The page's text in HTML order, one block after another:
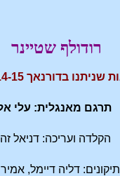
רודולף שטיינר
תרגם מאנגלית: עלי
הקלדה ועריכה: דניאל
תיקונים: דליה דיימל,